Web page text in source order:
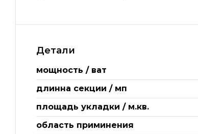
Детали
мощность / ват
длинна секции / мп
площадь укладки / м.кв.
область приминения